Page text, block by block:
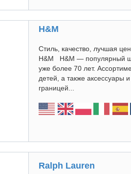
H&M
Стиль, качество, лучшая
H&M H&M — популярный
уже более 70 лет.
детей, а также аксессуары
границей...
Ralph Lauren